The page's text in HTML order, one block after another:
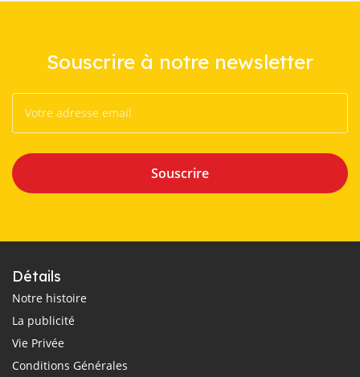
Souscrire à notre newsletter
Souscrire
Détails
Notre histoire
La publicité
Vie Privée
Conditions Générales